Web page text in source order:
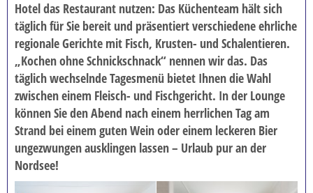
KUNDEN WERBEN KUNDEN
STELLENANGEBOTE
HAUSTÜRABHOLUNG / TAXISERVICE
Hotel das Restaurant nutzen: Das Küchenteam hält sich
täglich für Sie bereit und präsentiert verschiedene ehrliche
regionale Gerichte mit Fisch, Krusten- und Schalentieren.
„Kochen ohne Schnickschnack“ nennen wir das. Das
täglich wechselnde Tagesmenü bietet Ihnen die Wahl
zwischen einem Fleisch- und Fischgericht. In der Lounge
können Sie den Abend nach einem herrlichen Tag am
Strand bei einem guten Wein oder einem leckeren Bier
ungezwungen ausklingen lassen – Urlaub pur an der
Nordsee!